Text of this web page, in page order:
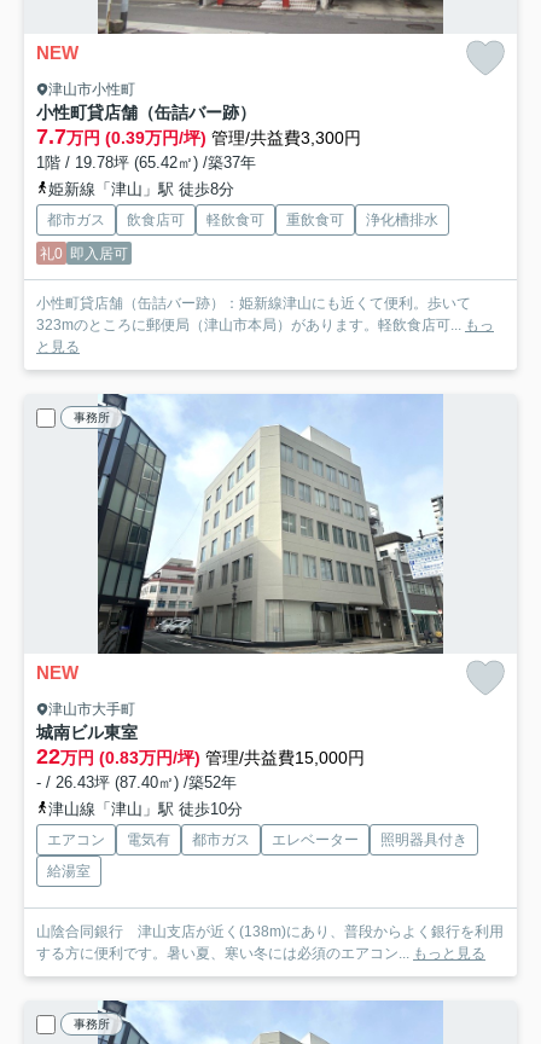
NEW
津山市小性町
小性町貸店舗（缶詰バー跡）
7.7万円 (0.39万円/坪) 管理/共益費3,300円
1階 / 19.78坪 (65.42㎡) /築37年
姫新線「津山」駅 徒歩8分
都市ガス 飲食店可 軽飲食可 重飲食可
浄化槽排水
礼0 即入居可
小性町貸店舗（缶詰バー跡）：姫新線津山にも近くて便利。歩いて
323mのところに郵便局（津山市本局）があります。軽飲食店可... もっ
と見る
事務所
NEW
津山市大手町
城南ビル東室
22万円 (0.83万円/坪) 管理/共益費15,000円
- / 26.43坪 (87.40㎡) /築52年
津山線「津山」駅 徒歩10分
エアコン 電気有 都市ガス エレベーター
照明器具付き
給湯室
山陰合同銀行 津山支店が近く(138m)にあり、普段からよく銀行を利用
する方に便利です。暑い夏、寒い冬には必須のエアコン... もっと見る
事務所